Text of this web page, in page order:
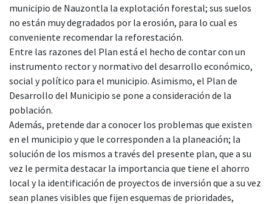
municipio de Nauzontla la explotación forestal; sus suelos
no están muy degradados por la erosión, para lo cual es
conveniente recomendar la reforestación.
Entre las razones del Plan está el hecho de contar con un
instrumento rector y normativo del desarrollo económico,
social y político para el municipio. Asimismo, el Plan de
Desarrollo del Municipio se pone a consideración de la
población.
Además, pretende dar a conocer los problemas que existen
en el municipio y que le corresponden a la planeación; la
solución de los mismos a través del presente plan, que a su
vez le permita destacar la importancia que tiene el ahorro
local y la identificación de proyectos de inversión que a su vez
sean planes visibles que fijen esquemas de prioridades,